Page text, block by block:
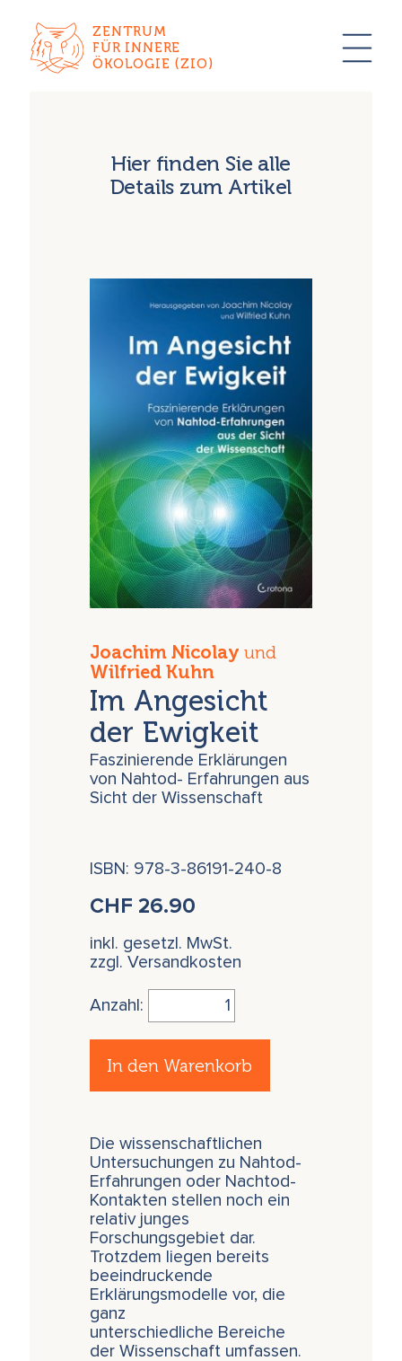
ZENTRUM
FÜR INNERE
ÖKOLOGIE (ZIO)
Hier finden Sie alle
Details zum Artikel
Joachim Nicolay und
Wilfried Kuhn
Im Angesicht
der Ewigkeit
Faszinierende Erklärungen
von Nahtod- Erfahrungen aus
Sicht der Wissenschaft
ISBN: 978-3-86191-240-8
CHF26.90
inkl. gesetzl. MwSt.
zzgl. Versandkosten
Anzahl:
In den Warenkorb
Die wissenschaftlichen
Untersuchungen zu Nahtod-
Erfahrungen oder Nachtod-
Kontakten stellen noch ein
relativ junges
Forschungsgebiet dar.
Trotzdem liegen bereits
beeindruckende
Erklärungsmodelle vor, die
ganz
unterschiedliche Bereiche
der Wissenschaft umfassen.